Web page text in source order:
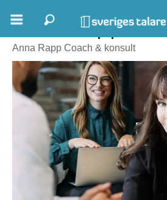
Boka ett möte
Samhällsnytta
Inspiration
Inspirerande Föreläsare
Personlig utveckling,
Life Stories & Trivsel
Anna Rapp
Anna Rapp Coach & konsult